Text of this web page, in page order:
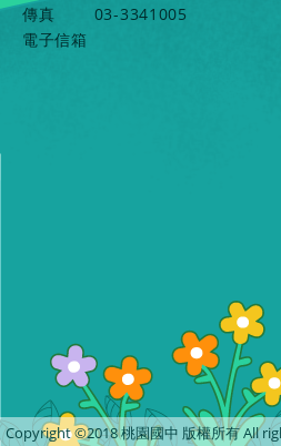
傳真
03-3341005
電子信箱
Copyright ©2018 桃園國中 版權所有 All